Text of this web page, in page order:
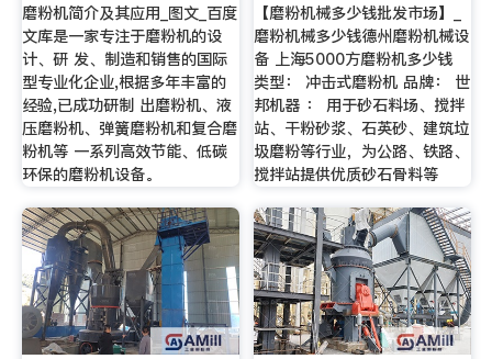
磨粉机简介及其应用_图文_百度
文库是一家专注于磨粉机的设
计、研 发、制造和销售的国际
型专业化企业,根据多年丰富的
经验,已成功研制 出磨粉机、液
压磨粉机、弹簧磨粉机和复合磨
粉机等 一系列高效节能、低碳
环保的磨粉机设备。
【磨粉机械多少钱批发市场】_
磨粉机械多少钱德州磨粉机械设
备 上海5000方磨粉机多少钱
类型： 冲击式磨粉机 品牌： 世
邦机器 ： 用于砂石料场、搅拌
站、干粉砂浆、石英砂、建筑垃
圾磨粉等行业，为公路、铁路、
搅拌站提供优质砂石骨料等